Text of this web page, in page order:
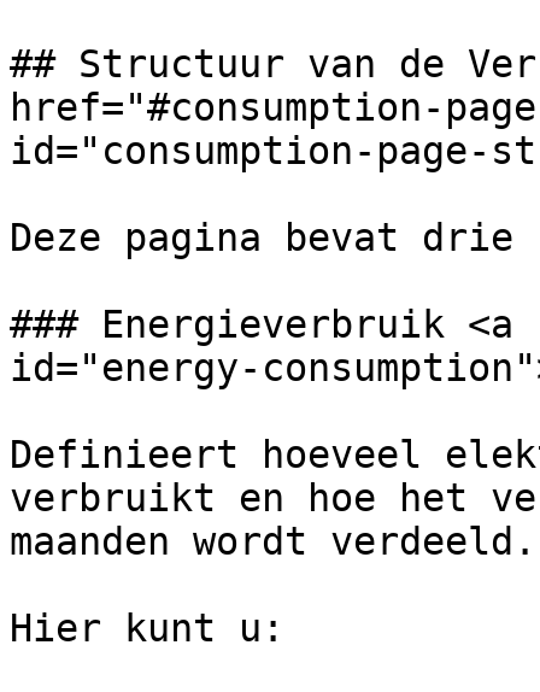
## Structuur van de
href="#consumption-
id="consumption-page-
Deze pagina bevat drie
### Energieverbruik <a
id="energy-
Definieert hoeveel
verbruikt en hoe het
maanden wordt verdeeld.
Hier kunt u: